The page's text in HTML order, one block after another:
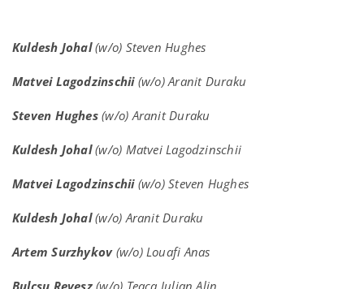
Kuldesh Johal(w/o) Steven Hughes
Matvei Lagodzinschii(w/o) Aranit Duraku
Steven Hughes(w/o) Aranit Duraku
Kuldesh Johal(w/o) Matvei Lagodzinschii
Matvei Lagodzinschii(w/o) Steven Hughes
Kuldesh Johal(w/o) Aranit Duraku
Artem Surzhykov(w/o) Louafi Anas